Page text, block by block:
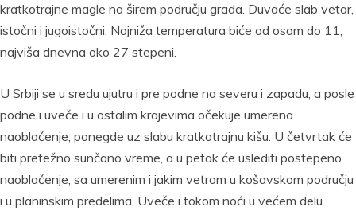
kratkotrajne magle na širem području grada. Duvaće slab vetar,
istočni i jugoistočni. Najniža temperatura biće od osam do 11,
najviša dnevna oko 27 stepeni.
U Srbiji se u sredu ujutru i pre podne na severu i zapadu, a posle
podne i uveče i u ostalim krajevima očekuje umereno
naoblačenje, ponegde uz slabu kratkotrajnu kišu. U četvrtak će
biti pretežno sunčano vreme, a u petak će uslediti postepeno
naoblačenje, sa umerenim i jakim vetrom u košavskom području
i u planinskim predelima. Uveče i tokom noći u većem delu